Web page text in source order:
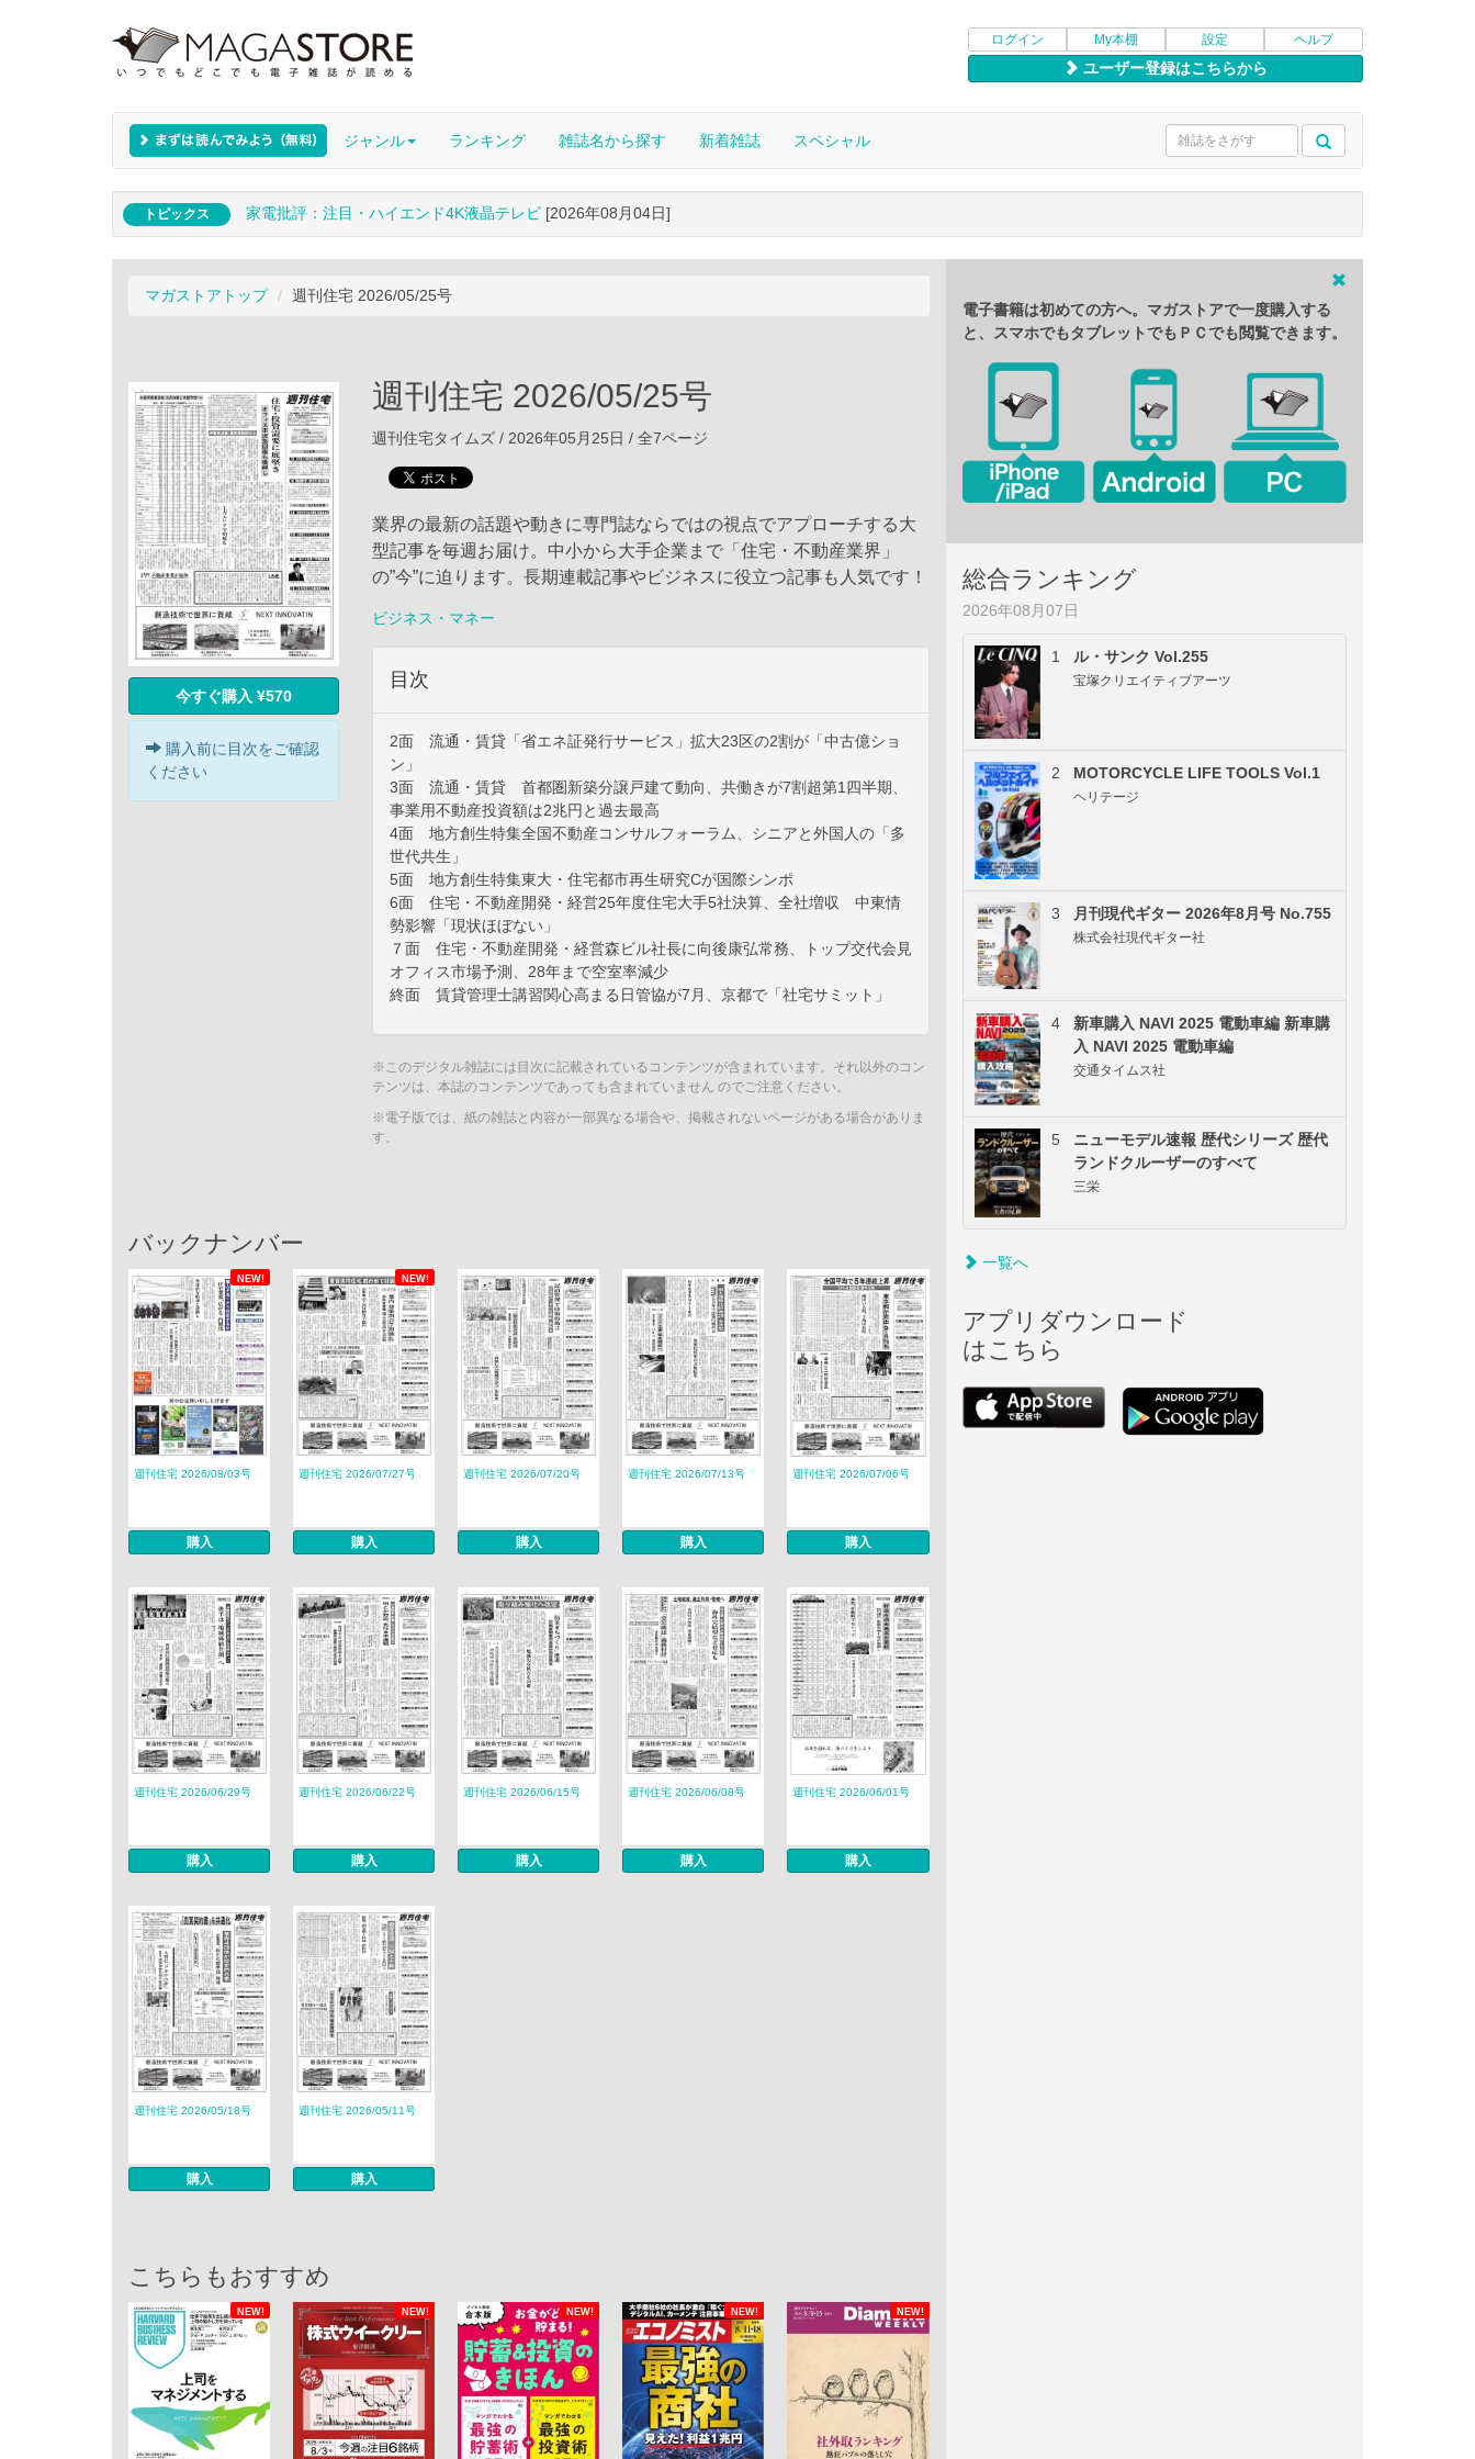
ログイン My本棚 設定 ヘルプ
ユーザー登録はこちらから
ジャンル ランキング 雑誌名から探す 新着雑誌 スペシャル
トピックス 家電批評：注目・ハイエンド4K液晶テレビ [2026年08月04日]
マガストアトップ 週刊住宅 2026/05/25号
今すぐ購入 ¥570
購入前に目次をご確認
ください
週刊住宅 2026/05/25号
週刊住宅タイムズ / 2026年05月25日 / 全7ページ
業界の最新の話題や動きに専門誌ならではの視点でアプローチする大
型記事を毎週お届け。中小から大手企業まで「住宅・不動産業界」
の”今”に迫ります。長期連載記事やビジネスに役立つ記事も人気です！
ビジネス・マネー
目次
2面 流通・賃貸「省エネ証発行サービス」拡大23区の2割が「中古億ショ
ン」
3面 流通・賃貸 首都圏新築分譲戸建て動向、共働きが7割超第1四半期、
事業用不動産投資額は2兆円と過去最高
4面 地方創生特集全国不動産コンサルフォーラム、シニアと外国人の「多
世代共生」
5面 地方創生特集東大・住宅都市再生研究Cが国際シンポ
6面 住宅・不動産開発・経営25年度住宅大手5社決算、全社増収 中東情
勢影響「現状ほぼない」
７面 住宅・不動産開発・経営森ビル社長に向後康弘常務、トップ交代会見
オフィス市場予測、28年まで空室率減少
終面 賃貸管理士講習関心高まる日管協が7月、京都で「社宅サミット」
※このデジタル雑誌には目次に記載されているコンテンツが含まれています。それ以外のコン
テンツは、本誌のコンテンツであっても含まれていません のでご注意ください。
※電子版では、紙の雑誌と内容が一部異なる場合や、掲載されないページがある場合がありま
す。
バックナンバー
NEW! NEW!
週刊住宅 2026/08/03号
購入
週刊住宅 2026/07/27号
購入
週刊住宅 2026/07/20号
購入
週刊住宅 2026/07/13号
購入
週刊住宅 2026/07/06号
購入
週刊住宅 2026/06/29号
購入
週刊住宅 2026/06/22号
購入
週刊住宅 2026/06/15号
購入
週刊住宅 2026/06/08号
購入
週刊住宅 2026/06/01号
購入
週刊住宅 2026/05/18号
購入
週刊住宅 2026/05/11号
購入
こちらもおすすめ
NEW! NEW! NEW! NEW! NEW!
電子書籍は初めての方へ。マガストアで一度購入する
と、スマホでもタブレットでもＰＣでも閲覧できます。
総合ランキング
2026年08月07日
1 ル・サンク Vol.255
宝塚クリエイティブアーツ
2 MOTORCYCLE LIFE TOOLS Vol.1
ヘリテージ
3 月刊現代ギター 2026年8月号 No.755
株式会社現代ギター社
4
新車購入 NAVI 2025 電動車編 新車購
入 NAVI 2025 電動車編
交通タイムス社
5
ニューモデル速報 歴代シリーズ 歴代
ランドクルーザーのすべて
三栄
一覧へ
アプリダウンロード
はこちら